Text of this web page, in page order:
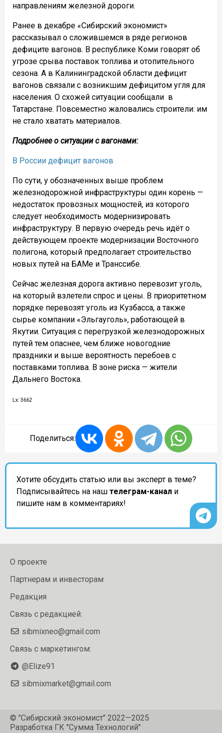
направлениям железной дороги.
Ранее в декабре «Сибирский экономист»
рассказывал о сложившемся в ряде регионов
дефиците вагонов. В республике Коми говорят об
угрозе срыва поставок топлива и отопительного
сезона. А в Калининградской области дефицит
вагонов связали с возникшим дефицитом угля для
населения. О схожей ситуации сообщали в
Татарстане. Повсеместно жаловались строители: им
не стало хватать материалов.
Подробнее о ситуации с вагонами:
В России дефицит вагонов
По сути, у обозначенных выше проблем
железнодорожной инфраструктуры один корень —
недостаток провозных мощностей, из которого
следует необходимость модернизировать
инфраструктуру. В первую очередь речь идёт о
действующем проекте модернизации Восточного
полигона, который предполагает строительство
новых путей на БАМе и Транссибе.
Сейчас железная дорога активно перевозит уголь,
на который взлетели спрос и цены. В приоритетном
порядке перевозят уголь из Кузбасса, а также
сырье компании «Эльгауголь», работающей в
Якутии. Ситуация с перегрузкой железнодорожных
путей тем опаснее, чем ближе новогодние
праздники и выше вероятность перебоев с
поставками топлива. В зоне риска — жители
Дальнего Востока.
Lx: 3662
Поделиться:
Хотите обсудить статью или вы эксперт в теме?
Подписывайтесь на наш телеграм-канал и
пишите нам в комментариях!
О проекте
Партнерам и инвесторам
Редакция
Связь с редакцией:
sibmixneo@gmail.com
Связь с маркетингом:
@Elize91
sibmixmarket@gmail.com
© "Сибирский экономист" 2022—2025
Разработка ГК "Сумма Технологий"